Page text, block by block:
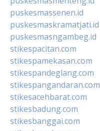
puskesmassenen.id
puskesmaskramatjati.id
puskesmasngambeg.id
stikespacitan.com
stikespamekasan.com
stikespandeglang.com
stikespangandaran.com
stikesacehbarat.com
stikesbadung.com
stikesbanggai.com